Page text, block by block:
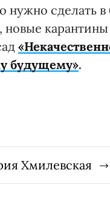
сделать
новые
будущему».
Хмилевская